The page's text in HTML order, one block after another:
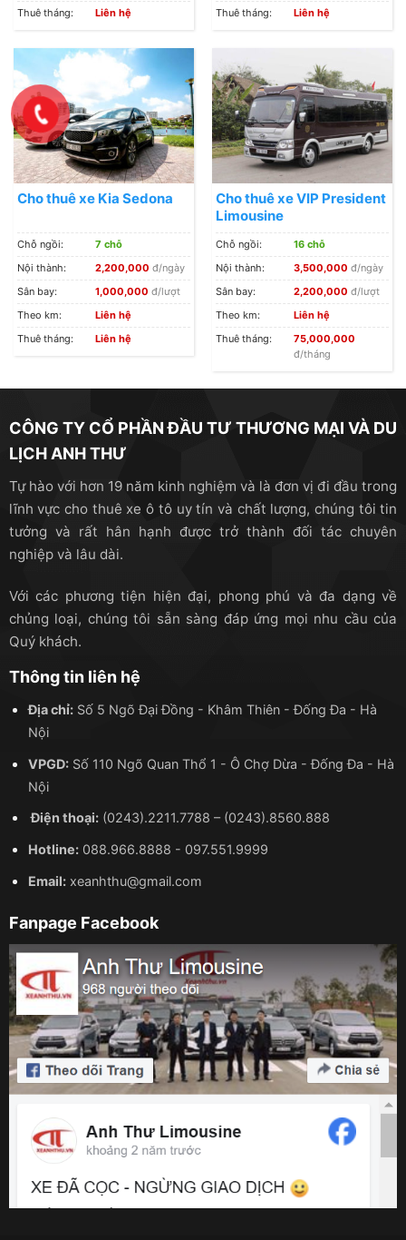
Thuê tháng:
Liên hệ
Thuê tháng:
Liên hệ
Cho thuê xe Kia Sedona
Chỗ ngồi:
7 chỗ
Nội thành:
2,200,000 đ/ngày
Sân bay:
1,000,000 đ/lượt
Theo km:
Liên hệ
Thuê tháng:
Liên hệ
Cho thuê xe VIP President
Limousine
Chỗ ngồi:
16 chỗ
Nội thành:
3,500,000 đ/ngày
Sân bay:
2,200,000 đ/lượt
Theo km:
Liên hệ
Thuê tháng:
75,000,000
đ/tháng
CÔNG TY CỔ PHẦN ĐẦU TƯ THƯƠNG MẠI VÀ DU
LỊCH ANH THƯ
Tự hào với hơn 19 năm kinh nghiệm và là đơn vị đi đầu trong
lĩnh vực cho thuê xe ô tô uy tín và chất lượng, chúng tôi tin
tưởng và rất hân hạnh được trở thành đối tác chuyên
nghiệp và lâu dài.
Với các phương tiện hiện đại, phong phú và đa dạng về
chủng loại, chúng tôi sẵn sàng đáp ứng mọi nhu cầu của
Quý khách.
Thông tin liên hệ
Địa chỉ:Số 5 Ngõ Đại Đồng - Khâm Thiên - Đống Đa - Hà
Nội
VPGD:Số 110 Ngõ Quan Thổ 1 - Ô Chợ Dừa - Đống Đa - Hà
Nội
Điện thoại: (0243).2211.7788 – (0243).8560.888
Hotline: 088.966.8888 - 097.551.9999
Email:xeanhthu@gmail.com
Fanpage Facebook